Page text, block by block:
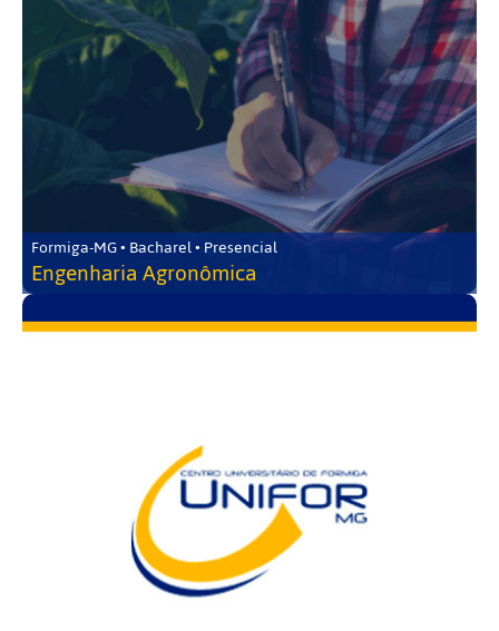
Formiga-MG • Bacharel • Presencial
Engenharia Agronômica